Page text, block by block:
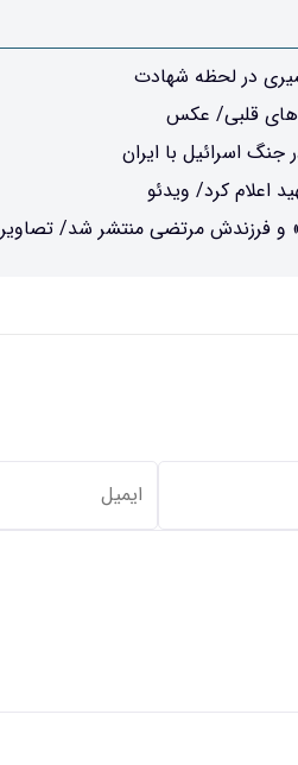
در لحظه شهادت
قلبی/ عکس
اسرائیل با ایران
اعلام کرد/ ویدئو
و فرزندش مرتضی منتشر شد/ تصاویر